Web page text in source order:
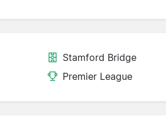
Stamford Bridge
Premier League